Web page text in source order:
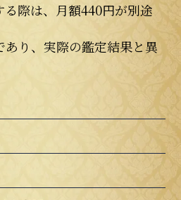
際は、月額440円が別途
り、実際の鑑定結果と異